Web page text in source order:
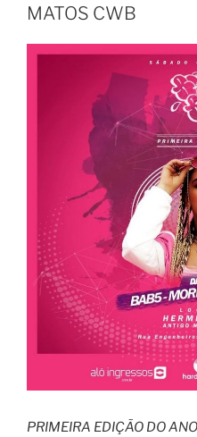
MATOS CWB
PRIMEIRA EDIÇÃO DO